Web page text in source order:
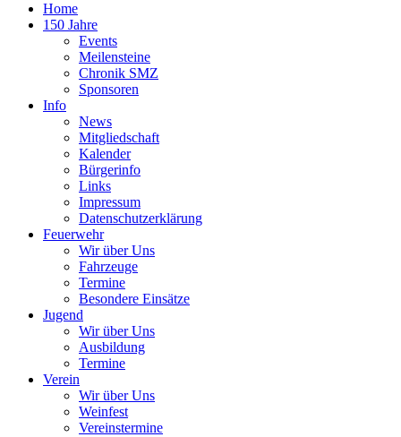
Home
150 Jahre
Events
Meilensteine
Chronik SMZ
Sponsoren
Info
News
Mitgliedschaft
Kalender
Bürgerinfo
Links
Impressum
Datenschutzerklärung
Feuerwehr
Wir über Uns
Fahrzeuge
Termine
Besondere Einsätze
Jugend
Wir über Uns
Ausbildung
Termine
Verein
Wir über Uns
Weinfest
Vereinstermine